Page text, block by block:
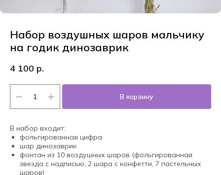
Набор воздушных шаров мальчику
на годик динозаврик
4 100 р.
В корзину
В набор входит:
фольгированная цифра
шар динозаврик
фонтан из 10 воздушных шаров (фольгированная
звезда с надписью, 2 шара с конфетти, 7 пастельных
шаров)